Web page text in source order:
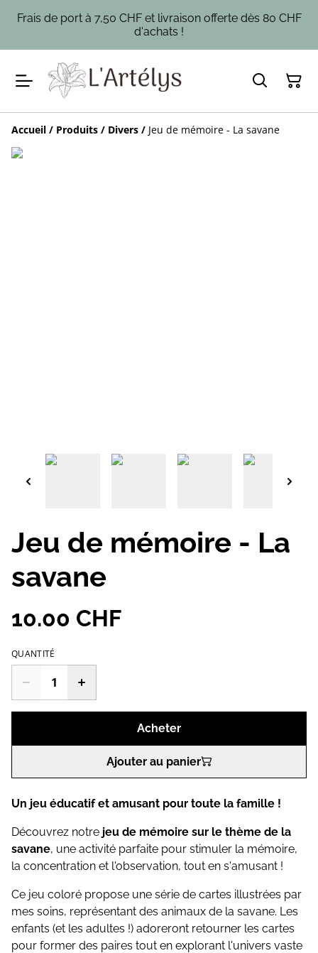
Frais de port à 7,50 CHF et livraison offerte dès 80 CHF
d'achats !
Accueil / Produits / Divers / Jeu de mémoire - La savane
Jeu de mémoire - La
savane
10.00 CHF
QUANTITÉ
Acheter
Ajouter au panier
Un jeu éducatif et amusant pour toute la famille !
Découvrez notre jeu de mémoire sur le thème de la
savane, une activité parfaite pour stimuler la mémoire,
la concentration et l'observation, tout en s'amusant !
Ce jeu coloré propose une série de cartes illustrées par
mes soins, représentant des animaux de la savane. Les
enfants (et les adultes !) adoreront retourner les cartes
pour former des paires tout en explorant l'univers vaste